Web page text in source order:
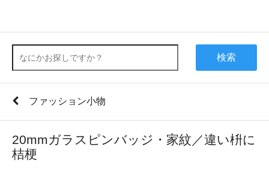
検索
ファッション小物
20mmガラスピンバッジ・家紋／違い枡に
桔梗